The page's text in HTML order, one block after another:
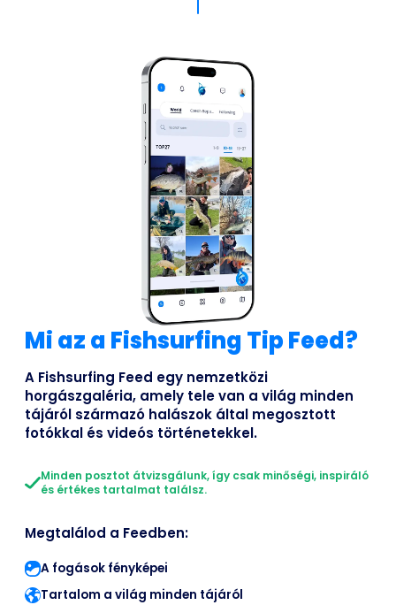
Mi az a Fishsurfing Tip Feed?
A Fishsurfing Feed egy nemzetközi
horgászgaléria, amely tele van a világ minden
tájáról származó halászok által megosztott
fotókkal és videós történetekkel.
Minden posztot átvizsgálunk, így csak minőségi, inspiráló
és értékes tartalmat találsz.
Megtalálod a Feedben:
A fogások fényképei
Tartalom a világ minden tájáról